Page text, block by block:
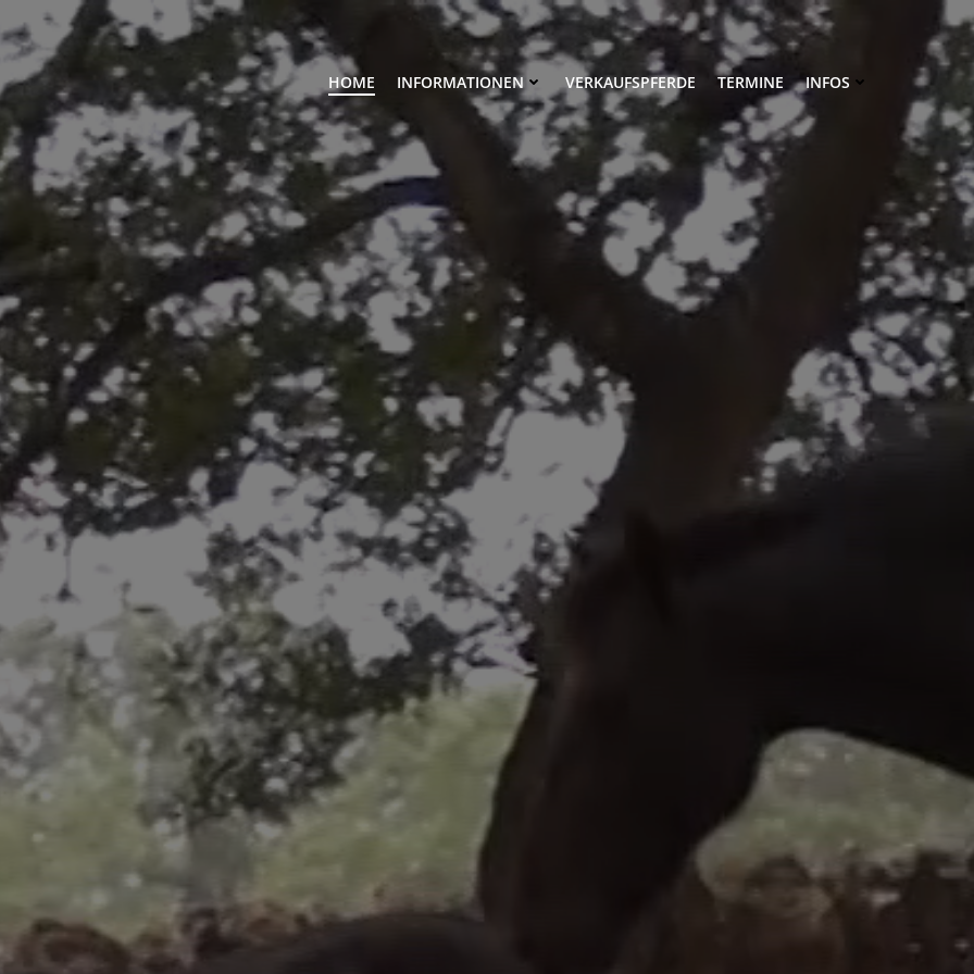
HOME INFORMATIONEN VERKAUFSPFERDE TERMINE INFOS